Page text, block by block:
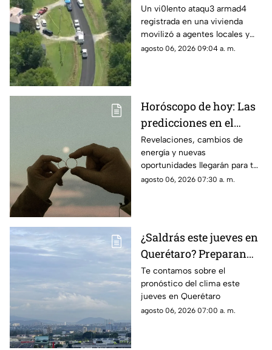
herido en una
vivienda: esto es lo que
han confirmado las
autoridades
Un vi0lento ataqu3 armad4
registrada en una vivienda
movilizó a agentes locales y
estatales; se confirman varias
agosto 06, 2026 09:04 a. m.
Horóscopo de hoy: Las
predicciones en el
amor, dinero y salud
para cada signo
Revelaciones, cambios de
energía y nuevas
oportunidades llegarán para tu
signo en el horóscopo de este
agosto 06, 2026 07:30 a. m.
¿Saldrás este jueves en
Querétaro? Preparan
paraguas: se prevén
lluvias de hasta 55% y
contraste térmico
Te contamos sobre el
pronóstico del clima este
jueves en Querétaro
agosto 06, 2026 07:00 a. m.